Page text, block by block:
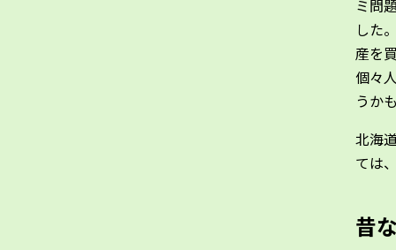
ミ問
した
産を
個々
うか
北海
ては
昔